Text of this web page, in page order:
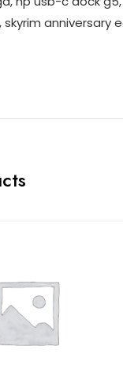
skyrim anniversary